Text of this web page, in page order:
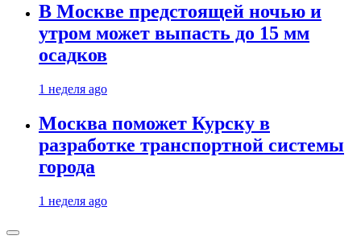
В Москве предстоящей ночью и
утром может выпасть до 15 мм
осадков
1 неделя ago
Москва поможет Курску в
разработке транспортной системы
города
1 неделя ago